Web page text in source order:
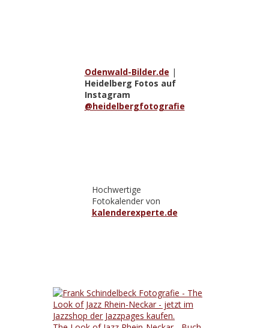
Odenwald-Bilder.de |
Heidelberg Fotos auf
Instagram
@heidelbergfotografie
Hochwertige
Fotokalender von
kalenderexperte.de